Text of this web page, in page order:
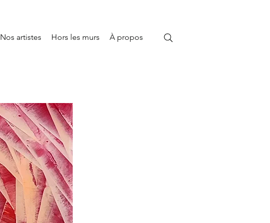
Nos artistes Hors les murs À propos